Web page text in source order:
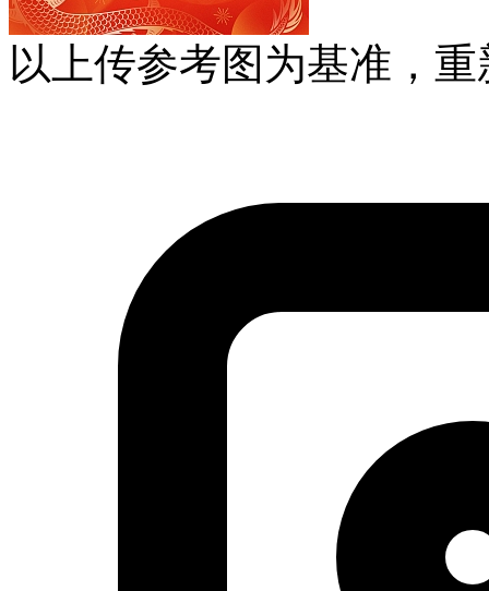
以上传参考图为基准，